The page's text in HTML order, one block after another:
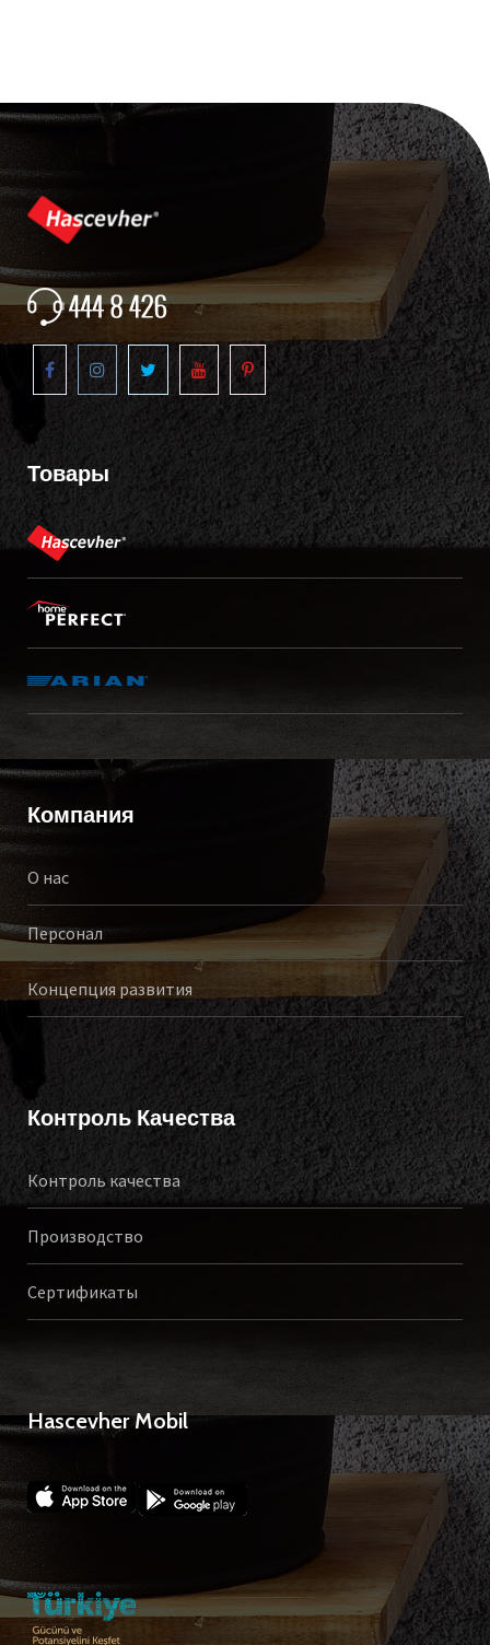
Товары
Компания
О нас
Персонал
Концепция развития
Контроль Качества
Контроль качества
Производство
Сертификаты
Hascevher Mobil